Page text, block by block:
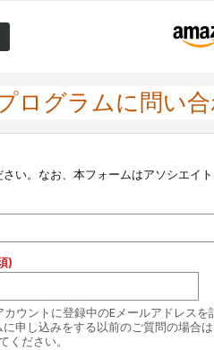
ログラムに問い
い。なお、本フォームはアソシエイ
)
ウントに登録中のEメールアドレスを
申し込みをする以前のご質問の場合
ください。